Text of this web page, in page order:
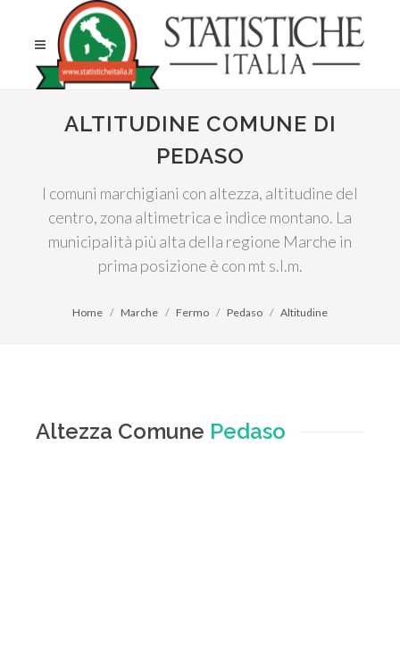
ALTITUDINE COMUNE DI
PEDASO
I comuni marchigiani con altezza, altitudine del
centro, zona altimetrica e indice montano. La
municipalità più alta della regione Marche in
prima posizione è con mt s.l.m.
Home Marche Fermo Pedaso Altitudine
Altezza Comune Pedaso